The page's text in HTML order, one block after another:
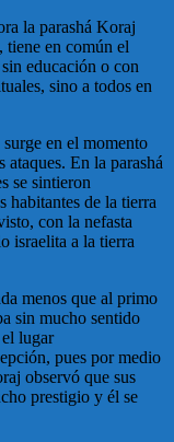
la parashá Koraj
en común el
educación o con
sino a todos en
en el momento
ataques. En la parashá
se sintieron
habitantes de la tierra
con la nefasta
israelita a la tierra
menos que al primo
sin mucho sentido
lugar
pues por medio
observó que sus
prestigio y él se